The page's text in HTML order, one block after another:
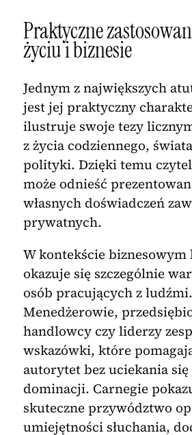
Praktyczne
życiu i biznesie
Jednym z największych
jest jej praktyczny
ilustruje swoje tezy
z życia codziennego,
polityki. Dzięki temu
może odnieść
własnych doświadczeń
prywatnych.
W kontekście biznesowym
okazuje się szczególnie
osób pracujących z ludźmi.
Menedżerowie,
handlowcy czy liderzy
wskazówki, które
autorytet bez uciekania
dominacji. Carnegie
skuteczne przywództwo
umiejętności słuchania,